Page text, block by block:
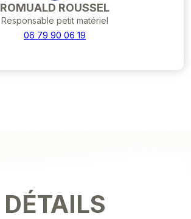
ROMUALD ROUSSEL
Responsable petit matériel
06 79 90 06 19
DÉTAILS